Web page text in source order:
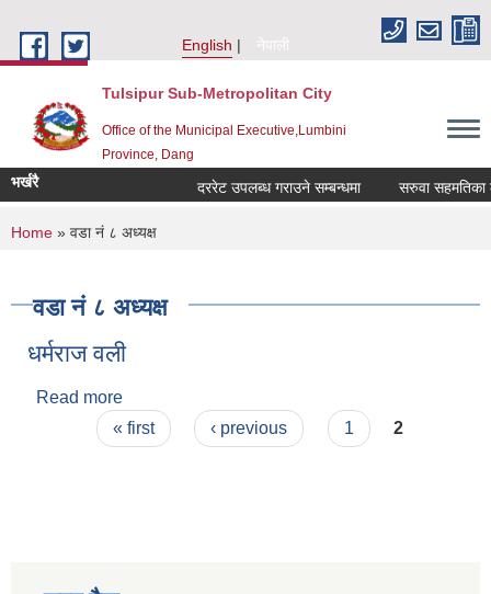
English
नेपाली
Tulsipur Sub-Metropolitan City
Office of the Municipal Executive,Lumbini
Province, Dang
भर्खरै दररेट उपलब्ध गराउने सम्बन्धमा सरुवा सहमतिका
You are here
Home » वडा नं ८ अध्यक्ष
वडा नं ८ अध्यक्ष
धर्मराज वली
Read more
Pages« first ‹ previous 1 2